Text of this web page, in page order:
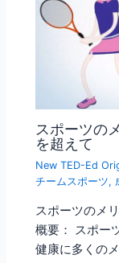
スポーツの
を超えて
New TED-Ed
チームスポーツ,
スポーツのメ
概要： スポー
健康に多くの